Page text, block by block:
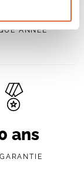
CLIENTS
CONFIANCE
ANNÉE
ans